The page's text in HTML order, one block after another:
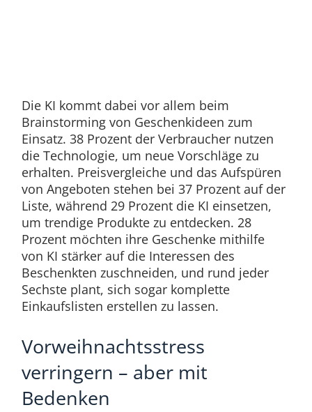
Die KI kommt dabei vor allem beim
Brainstorming von Geschenkideen zum
Einsatz. 38 Prozent der Verbraucher nutzen
die Technologie, um neue Vorschläge zu
erhalten. Preisvergleiche und das Aufspüren
von Angeboten stehen bei 37 Prozent auf der
Liste, während 29 Prozent die KI einsetzen,
um trendige Produkte zu entdecken. 28
Prozent möchten ihre Geschenke mithilfe
von KI stärker auf die Interessen des
Beschenkten zuschneiden, und rund jeder
Sechste plant, sich sogar komplette
Einkaufslisten erstellen zu lassen.
Vorweihnachtsstress
verringern – aber mit
Bedenken